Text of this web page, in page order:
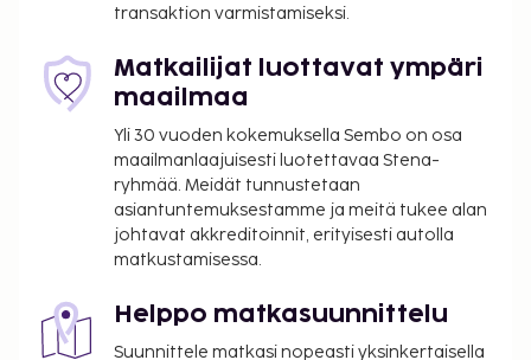
saattavat muuttua.
Kansallisten määräysten vuoksi käteismaksut
eivät voi ylittää 1000 EUR:n suuruista summaa
tässä majoituspaikassa. Saat lisätietoja asiasta
ottamalla yhteyttä majoituspaikkaan
varausvahvistuksessa olevien tietojen avulla.
Majoituspaikassa on tarjolla
yhdistettäviä/vierekkäisiä huoneita, joiden
saatavuus on rajoitettua. Niitä voi pyytää
Yhteystiedot löytyvät varausvahvistuksesta.
Kaikki maksut voidaan maksaa käteisettömillä
transaktion varmistamiseksi.
Matkailijat luottavat ympäri
maailmaa
Yli 30 vuoden kokemuksella Sembo on osa
maailmanlaajuisesti luotettavaa Stena-
ryhmää. Meidät tunnustetaan
asiantuntemuksestamme ja meitä tukee alan
johtavat akkreditoinnit, erityisesti autolla
matkustamisessa.
Helppo matkasuunnittelu
Suunnittele matkasi nopeasti yksinkertaisella